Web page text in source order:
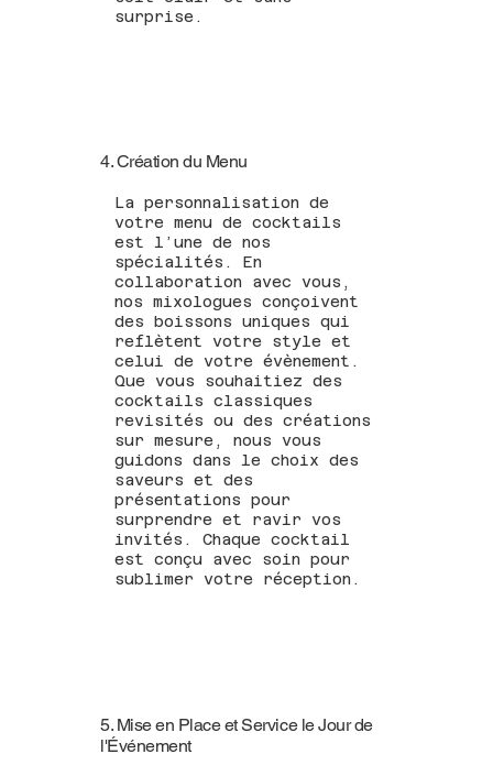
surprise.
4. Création du Menu
La personnalisation de
votre menu de cocktails
est l’une de nos
spécialités. En
collaboration avec vous,
nos mixologues conçoivent
des boissons uniques qui
reflètent votre style et
celui de votre évènement.
Que vous souhaitiez des
cocktails classiques
revisités ou des créations
sur mesure, nous vous
guidons dans le choix des
saveurs et des
présentations pour
surprendre et ravir vos
invités. Chaque cocktail
est conçu avec soin pour
sublimer votre réception.
5. Mise en Place et Service le Jour de
l'Événement